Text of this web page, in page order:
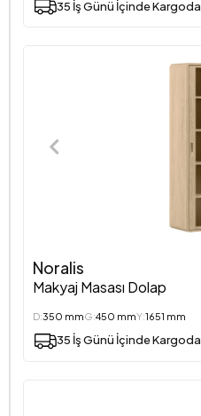
35 İş Günü İçinde Kargoda
Noralis
Makyaj Masası Dolap
D:350 mmG:450 mmY:1651 mm
35 İş Günü İçinde Kargoda